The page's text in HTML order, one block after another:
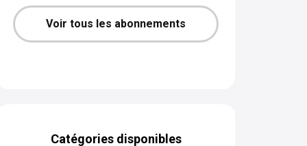
Voir tous les abonnements
Catégories disponibles